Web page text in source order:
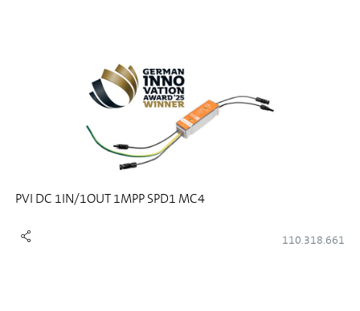
PVI DC 1IN/1OUT 1MPP SPD1 MC4
110.318.661